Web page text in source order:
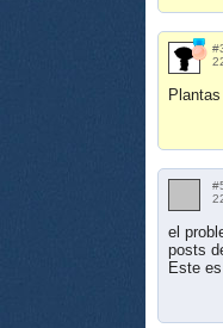
el
posts
Este